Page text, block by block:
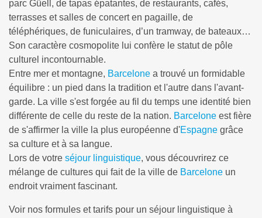
parc Güell, de tapas épatantes, de restaurants, cafés,
terrasses et salles de concert en pagaille, de
téléphériques, de funiculaires, d’un tramway, de bateaux…
Son caractère cosmopolite lui confère le statut de pôle
culturel incontournable.
Entre mer et montagne, Barcelone a trouvé un formidable
équilibre : un pied dans la tradition et l'autre dans l'avant-
garde. La ville s'est forgée au fil du temps une identité bien
différente de celle du reste de la nation. Barcelone est fière
de s'affirmer la ville la plus européenne d'Espagne grâce
sa culture et à sa langue.
Lors de votre séjour linguistique, vous découvrirez ce
mélange de cultures qui fait de la ville de Barcelone un
endroit vraiment fascinant.
Voir nos formules et tarifs pour un séjour linguistique à